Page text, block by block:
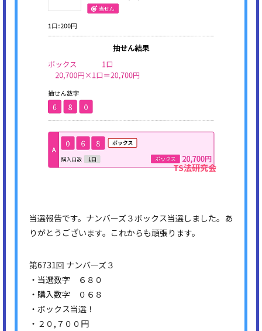
当選報告です。ナンバーズ３ボックス当選しました。あ
りがとうございます。これからも頑張ります。
第6731回 ナンバーズ３
・当選数字 ６８０
・購入数字 ０６８
・ボックス当選！
・２０,７００円